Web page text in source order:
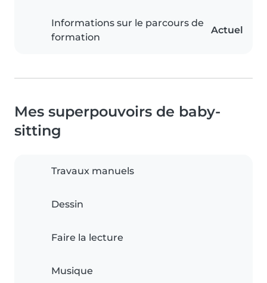
Informations sur le parcours de
formation
Actuel
Mes superpouvoirs de baby-
sitting
Travaux manuels
Dessin
Faire la lecture
Musique